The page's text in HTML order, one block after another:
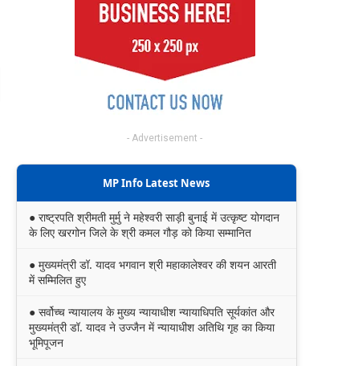
- Advertisement -
MP Info Latest News
● राष्ट्रपति श्रीमती मुर्मु ने महेश्वरी साड़ी बुनाई में उत्कृष्ट योगदान
के लिए खरगोन जिले के श्री कमल गौड़ को किया सम्मानित
● मुख्यमंत्री डॉ. यादव भगवान श्री महाकालेश्‍वर की शयन आरती
में सम्मिलित हुए
● सर्वोच्च न्यायालय के मुख्‍य न्‍यायाधीश न्यायाधिपति सूर्यकांत और
मुख्यमंत्री डॉ. यादव ने उज्जैन में न्यायाधीश अतिथि गृह का किया
भूमिपूजन